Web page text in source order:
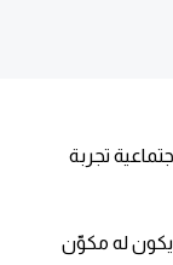
تجربة
يكون له مكوّن